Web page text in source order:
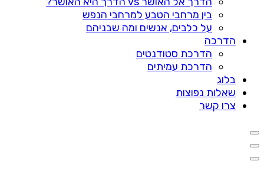
בין מרחבי הטבע למרחבי הנפש
על כלבים, אנשים ומה שבניהם
הדרכה
הדרכת סטודנטים
הדרכת עמיתים
בלוג
שאלות נפוצות
צרו קשר